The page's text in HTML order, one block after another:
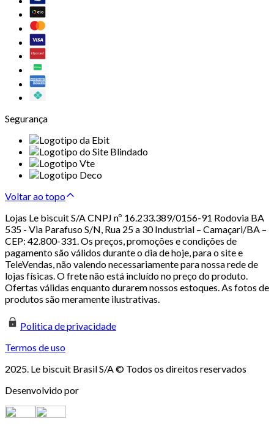
Segurança
Voltar ao topo
Lojas Le biscuit S/A CNPJ nº 16.233.389/0156-91 Rodovia BA
535 - Via Parafuso S/N, Rua 25 a 30 Industrial – Camaçari/BA –
CEP: 42.800-331. Os preços, promoções e condições de
pagamento são válidos durante o dia de hoje, para o site e
TeleVendas, não valendo necessariamente para nossa rede de
lojas físicas. O frete não está incluído no preço do produto.
Ofertas válidas enquanto durarem nossos estoques. As fotos de
produtos são meramente ilustrativas.
Politica de privacidade
Termos de uso
2025. Le biscuit Brasil S/A © Todos os direitos reservados
Desenvolvido por